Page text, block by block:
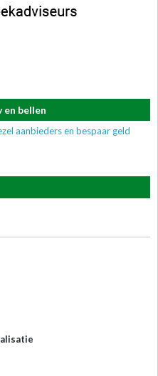
bellen
aanbieders en bespaar geld